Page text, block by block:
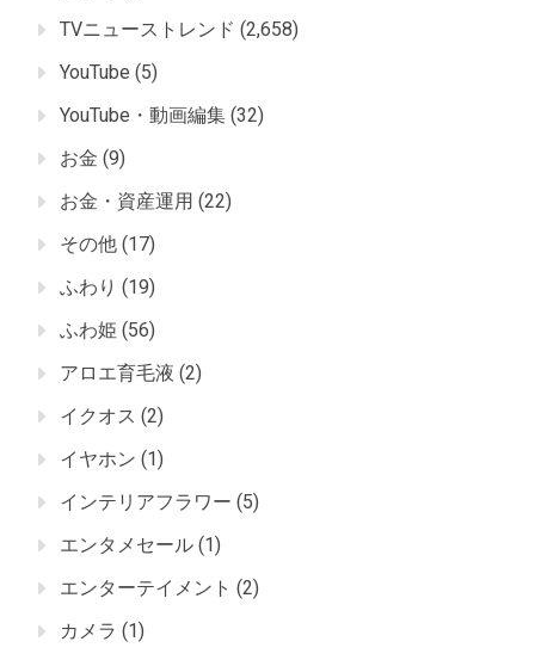
TVニューストレンド (2,658)
YouTube (5)
YouTube・動画編集 (32)
お金 (9)
お金・資産運用 (22)
その他 (17)
ふわり (19)
ふわ姫 (56)
アロエ育毛液 (2)
イクオス (2)
イヤホン (1)
インテリアフラワー (5)
エンタメセール (1)
エンターテイメント (2)
カメラ (1)